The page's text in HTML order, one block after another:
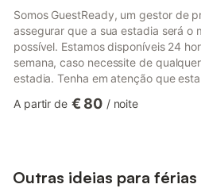
Somos GuestReady, um gestor de
assegurar que a sua estadia será o
possível. Estamos disponíveis 24
semana, caso necessite de
estadia. Tenha em atenção que
propriedade é facilmente acessível
propriedade...
A partir de € 80 / noite
Outras ideias para